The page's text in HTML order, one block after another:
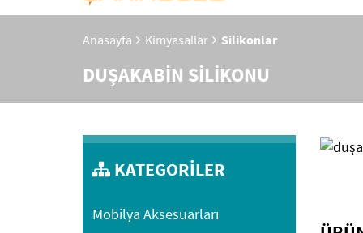
Anasayfa Kimyasallar Silikonlar
DUŞAKABİN SİLİKONU
KATEGORİLER
Mobilya Aksesuarları